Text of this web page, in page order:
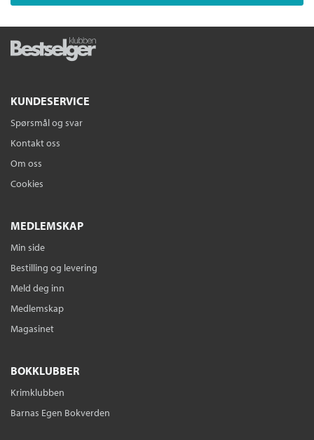
KUNDESERVICE
Spørsmål og svar
Kontakt oss
Om oss
Cookies
MEDLEMSKAP
Min side
Bestilling og levering
Meld deg inn
Medlemskap
Magasinet
BOKKLUBBER
Krimklubben
Barnas Egen Bokverden